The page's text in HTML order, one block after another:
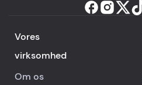
Vores
virksomhed
Om os